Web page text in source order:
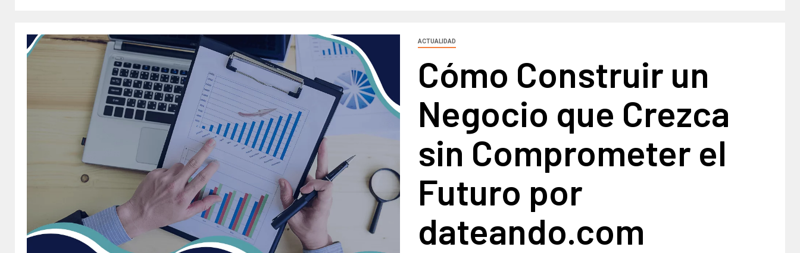
ACTUALIDAD
Cómo Construir un
Negocio que Crezca
sin Comprometer el
Futuro por
dateando.com